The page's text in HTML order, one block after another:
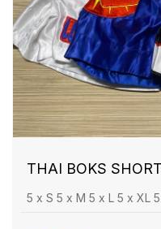
THAI BOKS
5 x S 5 x M 5 x L 5 x XL